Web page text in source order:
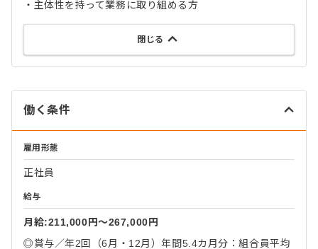
・主体性を持って業務に取り組める方
閉じる
働く条件
雇用形態
正社員
給与
月給:211,000円〜267,000円
◎賞与／年2回（6月・12月）年間5.4カ月分：組合員平均